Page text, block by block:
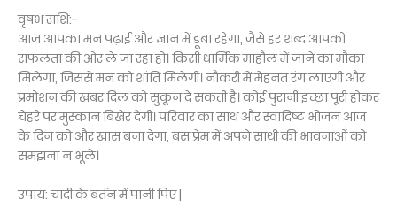
वृषभ राशि:-
आज आपका मन पढ़ाई और ज्ञान में डूबा रहेगा, जैसे हर शब्द आपको
सफलता की ओर ले जा रहा हो। किसी धार्मिक माहौल में जाने का मौका
मिलेगा, जिससे मन को शांति मिलेगी। नौकरी में मेहनत रंग लाएगी और
प्रमोशन की खबर दिल को सुकून दे सकती है। कोई पुरानी इच्छा पूरी होकर
चेहरे पर मुस्कान बिखेर देगी। परिवार का साथ और स्वादिष्ट भोजन आज
के दिन को और खास बना देगा, बस प्रेम में अपने साथी की भावनाओं को
समझना न भूलें।
उपाय: चांदी के बर्तन में पानी पिएं |